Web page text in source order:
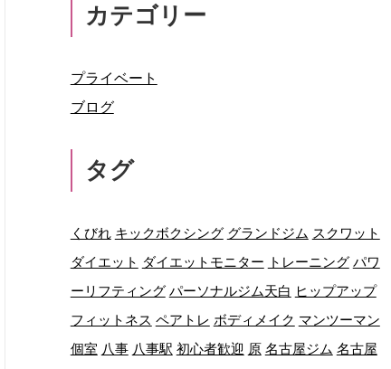
カテゴリー
プライベート
ブログ
タグ
くびれ キックボクシング グランドジム スクワット
ダイエット ダイエットモニター トレーニング パワ
ーリフティング パーソナルジム天白 ヒップアップ
フィットネス ペアトレ ボディメイク マンツーマン
個室 八事 八事駅 初心者歓迎 原 名古屋ジム 名古屋